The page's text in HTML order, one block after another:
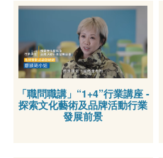
「職問職講」“1+4”行業講座 -
探索文化藝術及品牌活動行業
發展前景